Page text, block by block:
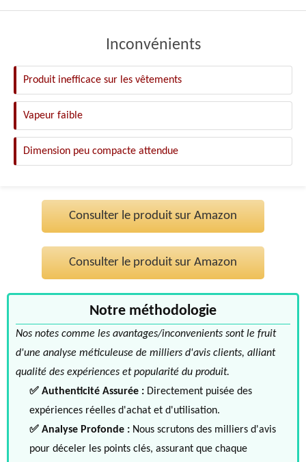
Inconvénients
Produit inefficace sur les vêtements
Vapeur faible
Dimension peu compacte attendue
Consulter le produit sur Amazon
Consulter le produit sur Amazon
Notre méthodologie
Nos notes comme les avantages/inconvenients sont le fruit
d'une analyse méticuleuse de milliers d'avis clients, alliant
qualité des expériences et popularité du produit.
✅ Authenticité Assurée : Directement puisée des
expériences réelles d'achat et d'utilisation.
✅ Analyse Profonde : Nous scrutons des milliers d'avis
pour déceler les points clés, assurant que chaque